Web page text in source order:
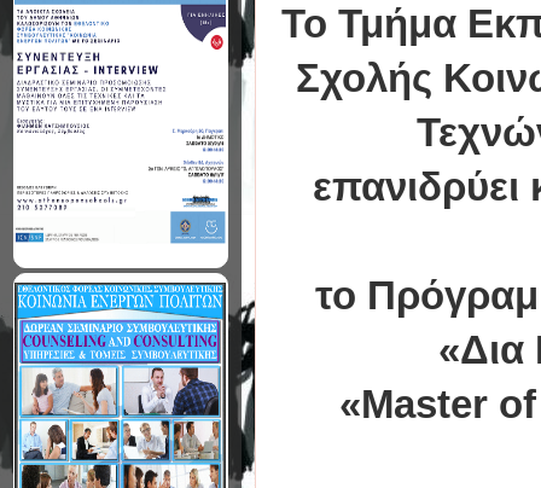
Το Τμήμα
Σχολής
επανιδρύει
το
«Δια
«Master